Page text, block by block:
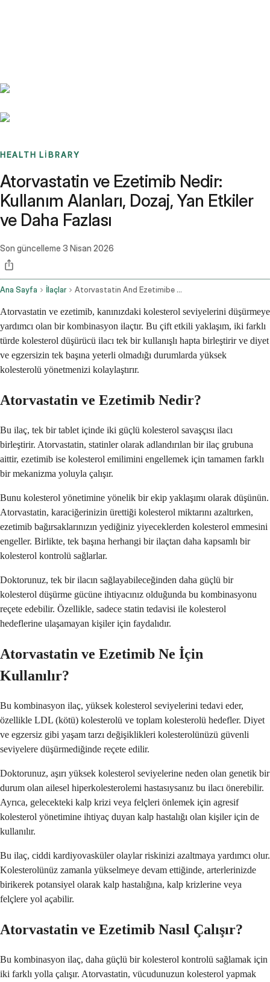
HEALTH LIBRARY
Atorvastatin ve Ezetimib Nedir:
Kullanım Alanları, Dozaj, Yan Etkiler
ve Daha Fazlası
Son güncelleme 3 Nisan 2026
Ana Sayfa İlaçlar Atorvastatin And Ezetimibe Oral Route
Atorvastatin ve ezetimib, kanınızdaki kolesterol seviyelerini düşürmeye
yardımcı olan bir kombinasyon ilaçtır. Bu çift etkili yaklaşım, iki farklı
türde kolesterol düşürücü ilacı tek bir kullanışlı hapta birleştirir ve diyet
ve egzersizin tek başına yeterli olmadığı durumlarda yüksek
kolesterolü yönetmenizi kolaylaştırır.
Atorvastatin ve Ezetimib Nedir?
Bu ilaç, tek bir tablet içinde iki güçlü kolesterol savaşçısı ilacı
birleştirir. Atorvastatin, statinler olarak adlandırılan bir ilaç grubuna
aittir, ezetimib ise kolesterol emilimini engellemek için tamamen farklı
bir mekanizma yoluyla çalışır.
Bunu kolesterol yönetimine yönelik bir ekip yaklaşımı olarak düşünün.
Atorvastatin, karaciğerinizin ürettiği kolesterol miktarını azaltırken,
ezetimib bağırsaklarınızın yediğiniz yiyeceklerden kolesterol emmesini
engeller. Birlikte, tek başına herhangi bir ilaçtan daha kapsamlı bir
kolesterol kontrolü sağlarlar.
Doktorunuz, tek bir ilacın sağlayabileceğinden daha güçlü bir
kolesterol düşürme gücüne ihtiyacınız olduğunda bu kombinasyonu
reçete edebilir. Özellikle, sadece statin tedavisi ile kolesterol
hedeflerine ulaşamayan kişiler için faydalıdır.
Atorvastatin ve Ezetimib Ne İçin
Kullanılır?
Bu kombinasyon ilaç, yüksek kolesterol seviyelerini tedavi eder,
özellikle LDL (kötü) kolesterolü ve toplam kolesterolü hedefler. Diyet
ve egzersiz gibi yaşam tarzı değişiklikleri kolesterolünüzü güvenli
seviyelere düşürmediğinde reçete edilir.
Doktorunuz, aşırı yüksek kolesterol seviyelerine neden olan genetik bir
durum olan ailesel hiperkolesterolemi hastasıysanız bu ilacı önerebilir.
Ayrıca, gelecekteki kalp krizi veya felçleri önlemek için agresif
kolesterol yönetimine ihtiyaç duyan kalp hastalığı olan kişiler için de
kullanılır.
Bu ilaç, ciddi kardiyovasküler olaylar riskinizi azaltmaya yardımcı olur.
Kolesterolünüz zamanla yükselmeye devam ettiğinde, arterlerinizde
birikerek potansiyel olarak kalp hastalığına, kalp krizlerine veya
felçlere yol açabilir.
Atorvastatin ve Ezetimib Nasıl Çalışır?
Bu kombinasyon ilaç, daha güçlü bir kolesterol kontrolü sağlamak için
iki farklı yolla çalışır. Atorvastatin, vücudunuzun kolesterol yapmak